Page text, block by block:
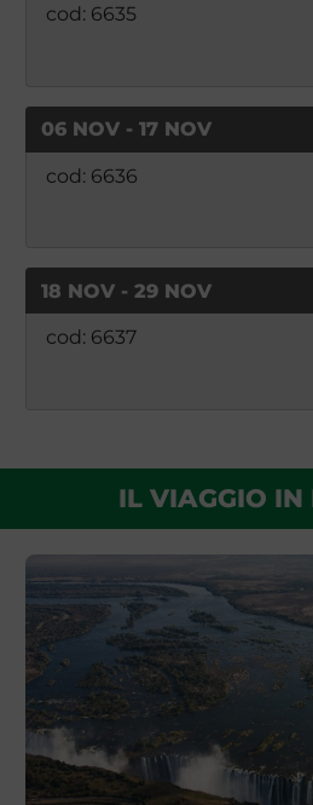
cod: 6635
06 NOV - 17 NOV
cod: 6636
18 NOV - 29 NOV
cod: 6637
IL VIAGGIO IN